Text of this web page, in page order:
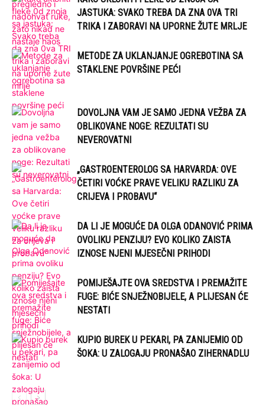
JASTUKA: SVAKO TREBA DA ZNA 0VA TRI
TRIKA I ZABORAVI NA UPORNE ŽUTE MRLJE
METODE ZA UKLANJANJE OGREBOTINA SA
STAKLENE POVRŠINE PEĆI
DOVOLJNA VAM JE SAMO JEDNA VEŽBA ZA
OBLIKOVANE NOGE: REZULTATI SU
NEVEROVATNI
„GASTROENTEROLOG SA HARVARDA: OVE
ČETIRI VOĆKE PRAVE VELIKU RAZLIKU ZA
CRIJEVA I PROBAVU“
DA LI JE MOGUĆE DA OLGA ODANOVIĆ PRIMA
OVOLIKU PENZIJU? EVO KOLIKO ZAISTA
IZNOSE NJENI MJESEČNI PRIHODI
POMIJEŠAJTE OVA SREDSTVA I PREMAŽITE
FUGE: BIĆE SNJEŽNOBIJELE, A PLIJESAN ĆE
NESTATI
KUPIO BUREK U PEKARI, PA ZANIJEMIO OD
ŠOKA: U ZALOGAJU PRONAŠAO ZIHERNADLU